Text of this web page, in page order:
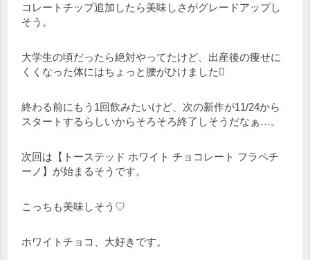
コレートチップ追加したら美味しさがグレードアップし
そう。
大学生の頃だったら絶対やってたけど、出産後の痩せに
くくなった体にはちょっと腰がひけました
終わる前にもう1回飲みたいけど、次の新作が11/24から
スタートするらしいからそろそろ終了しそうだなぁ…。
次回は【トーステッド ホワイト チョコレート フラペチ
ーノ】が始まるそうです。
こっちも美味しそう♡
ホワイトチョコ、大好きです。